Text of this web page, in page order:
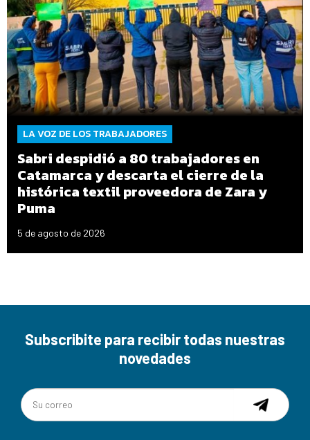
LA VOZ DE LOS TRABAJADORES
Sabri despidió a 80 trabajadores en
Catamarca y descarta el cierre de la
histórica textil proveedora de Zara y
Puma
5 de agosto de 2026
Subscribite para recibir todas nuestras
novedades